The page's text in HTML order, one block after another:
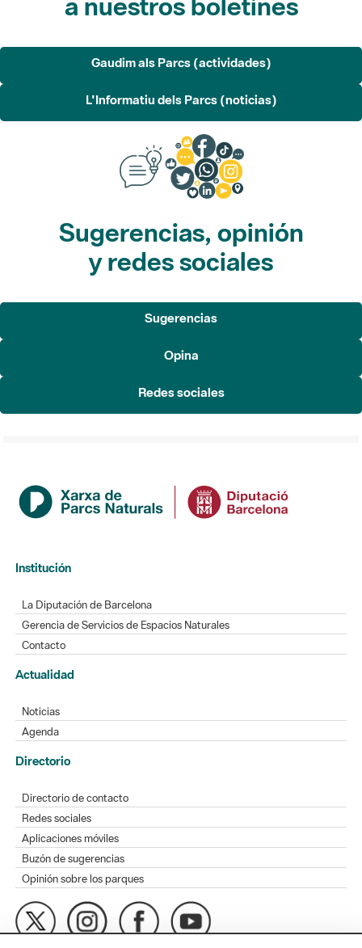
Gaudim als Parcs (actividades)
L'Informatiu dels Parcs (noticias)
Sugerencias, opinión
y redes sociales
Sugerencias
Opina
Redes sociales
Institución
La Diputación de Barcelona
Gerencia de Servicios de Espacios Naturales
Contacto
Actualidad
Noticias
Agenda
Directorio
Directorio de contacto
Redes sociales
Aplicaciones móviles
Buzón de sugerencias
Opinión sobre los parques